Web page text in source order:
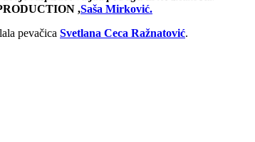
,Saša Mirković.
pevačica Svetlana Ceca Ražnatović.